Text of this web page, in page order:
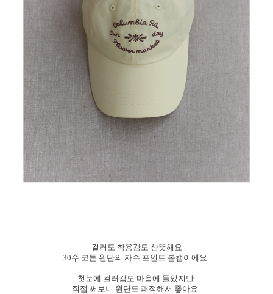
컬러도 착용감도 산뜻해요
30수 코튼 원단의 자수 포인트 볼캡이에요
첫눈에 컬러감도 마음에 들었지만
직접 써보니 원단도 쾌적해서 좋아요